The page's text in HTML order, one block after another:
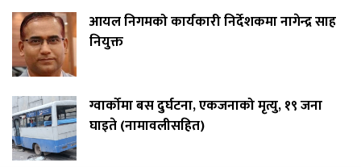
आयल निगमको कार्यकारी निर्देशकमा नागेन्द्र साह
नियुक्त
ग्वार्कोमा बस दुर्घटना, एकजनाको मृत्यु, १९ जना
घाइते (नामावलीसहित)